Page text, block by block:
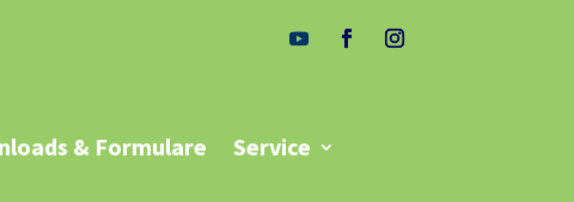
& Formulare Service